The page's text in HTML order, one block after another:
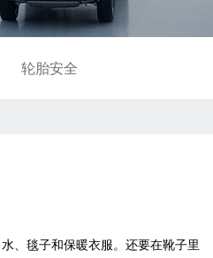
轮胎安全
、毯子和保暖衣服。还要在靴子里